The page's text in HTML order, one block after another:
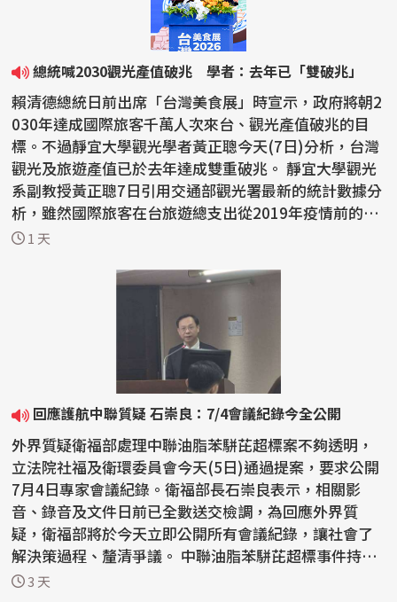
總統喊2030觀光產值破兆 學者：去年已「雙破兆」
賴清德總統日前出席「台灣美食展」時宣示，政府將朝2
030年達成國際旅客千萬人次來台、觀光產值破兆的目
標。不過靜宜大學觀光學者黃正聰今天(7日)分析，台灣
觀光及旅遊產值已於去年達成雙重破兆。 靜宜大學觀光
系副教授黃正聰7日引用交通部觀光署最新的統計數據分
析，雖然國際旅客在台旅遊總支出從2019年疫情前的新
台...1 天
回應護航中聯質疑 石崇良：7/4會議紀錄今全公開
外界質疑衛福部處理中聯油脂苯駢芘超標案不夠透明，
立法院社福及衛環委員會今天(5日)通過提案，要求公開
7月4日專家會議紀錄。衛福部長石崇良表示，相關影
音、錄音及文件日前已全數送交檢調，為回應外界質
疑，衛福部將於今天立即公開所有會議紀錄，讓社會了
解決策過程、釐清爭議。 中聯油脂苯駢芘超標事件持續
延燒，國...
3 天